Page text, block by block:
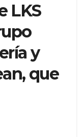
LKS
y
que